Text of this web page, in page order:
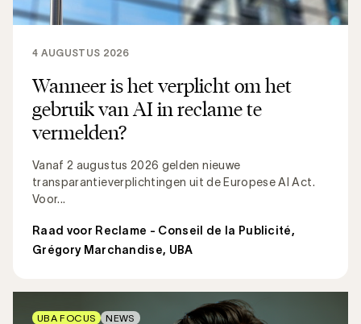
Wanneer is het verplicht om het
gebruik van AI in reclame te
vermelden?
Vanaf 2 augustus 2026 gelden nieuwe
transparantieverplichtingen uit de Europese AI Act.
Voor...
4 AUGUSTUS 2026
Raad voor Reclame - Conseil de la Publicité,
Grégory Marchandise, UBA
UBA FOCUS NEWS